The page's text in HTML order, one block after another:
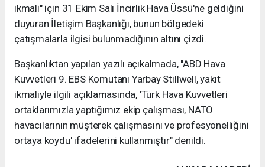
ikmali" için 31 Ekim Salı İncirlik Hava Üssü'ne geldiğini
duyuran İletişim Başkanlığı, bunun bölgedeki
çatışmalarla ilgisi bulunmadığının altını çizdi.
Başkanlıktan yapılan yazılı açıkalmada, "ABD Hava
Kuvvetleri 9. EBS Komutanı Yarbay Stillwell, yakıt
ikmaliyle ilgili açıklamasında, 'Türk Hava Kuvvetleri
ortaklarımızla yaptığımız ekip çalışması, NATO
havacılarının müşterek çalışmasını ve profesyonelliğini
ortaya koydu' ifadelerini kullanmıştır" denildi.